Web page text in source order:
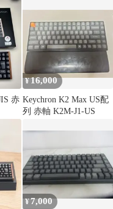
赤
¥16,000
Keychron K2 Max US配
列 赤軸 K2M-J1-US
¥7,000